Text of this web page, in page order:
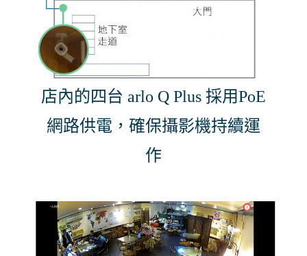
店內的四台 arlo Q Plus 採用PoE
網路供電，確保攝影機持續運
作